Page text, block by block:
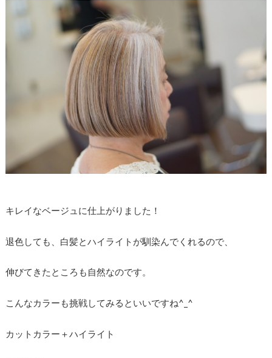
キレイなベージュに仕上がりました！
退色しても、白髪とハイライトが馴染んでくれるので、
伸びてきたところも自然なのです。
こんなカラーも挑戦してみるといいですね^_^
カットカラー＋ハイライト